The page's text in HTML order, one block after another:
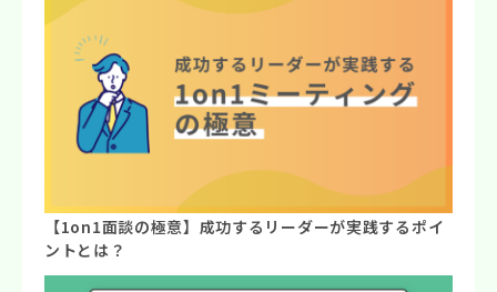
【1on1面談の極意】成功するリーダーが実践するポイ
ントとは？